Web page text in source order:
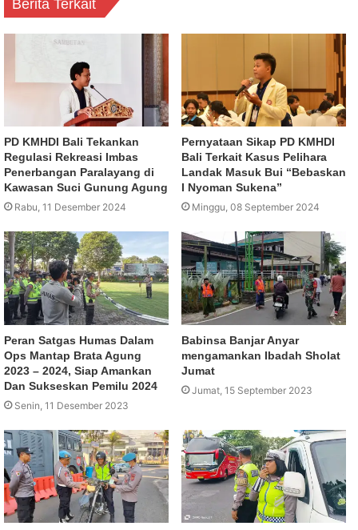
Berita Terkait
PD KMHDI Bali Tekankan
Regulasi Rekreasi Imbas
Penerbangan Paralayang di
Kawasan Suci Gunung Agung
Rabu, 11 Desember 2024
Pernyataan Sikap PD KMHDI
Bali Terkait Kasus Pelihara
Landak Masuk Bui “Bebaskan
I Nyoman Sukena”
Minggu, 08 September 2024
Peran Satgas Humas Dalam
Ops Mantap Brata Agung
2023 – 2024, Siap Amankan
Dan Sukseskan Pemilu 2024
Senin, 11 Desember 2023
Babinsa Banjar Anyar
mengamankan Ibadah Sholat
Jumat
Jumat, 15 September 2023